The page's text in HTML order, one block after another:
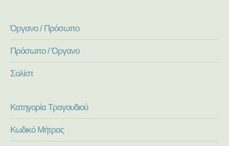
Όργανο / Πρόσωπο
Πρόσωπο / Όργανο
Σολίστ
Κατηγορία Τραγουδιού
Κωδικό Μήτρας